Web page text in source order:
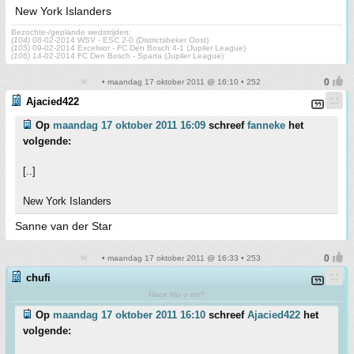
New York Islanders
Bezochte-/geplande wedstrijden:
(104) 08-02-2014 WSV - ESC 2-0 (Districtsbeker Oost)
(105) 09-02-2014 Excelsior - FC Den Bosch 4-1 (Jupiler League)
(106) 14-02-2014 FC Den Bosch - Sparta (Jupiler League)
• maandag 17 oktober 2011 @ 16:10 • 252
Ajacied422
Op maandag 17 oktober 2011 16:09 schreef fanneke het
volgende:
[..]
New York Islanders
Sanne van der Star
• maandag 17 oktober 2011 @ 16:33 • 253
chufi
Hace frio o no?
Op maandag 17 oktober 2011 16:10 schreef Ajacied422 het
volgende: